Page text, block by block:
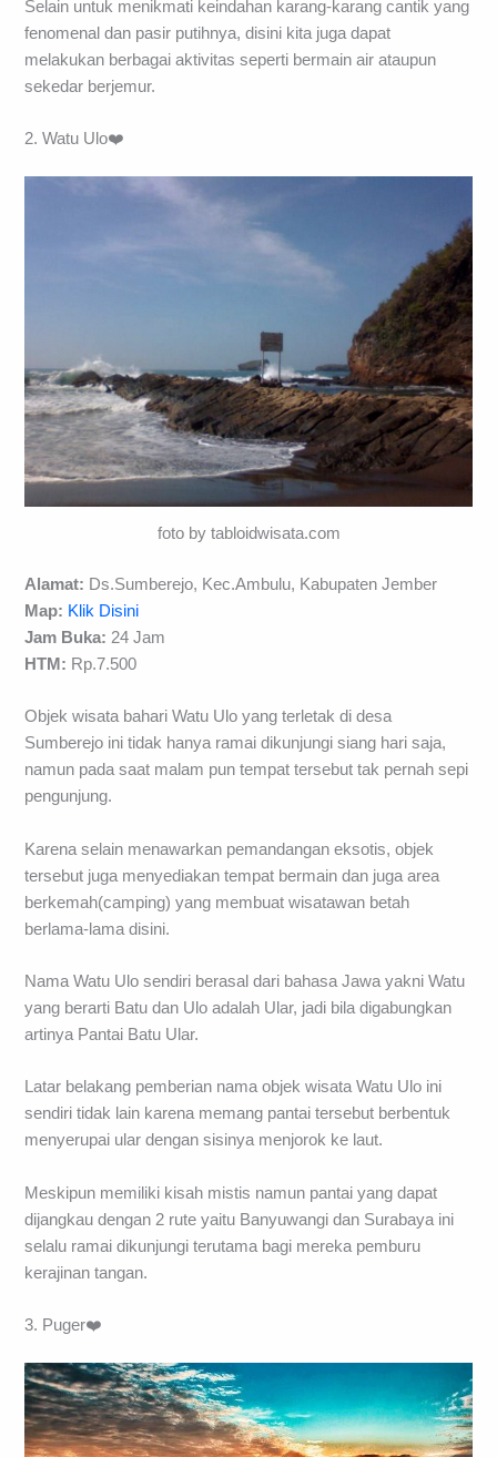
Selain untuk menikmati keindahan karang-karang cantik yang
fenomenal dan pasir putihnya, disini kita juga dapat
melakukan berbagai aktivitas seperti bermain air ataupun
sekedar berjemur.
2. Watu Ulo❤️
foto by tabloidwisata.com
Alamat: Ds.Sumberejo, Kec.Ambulu, Kabupaten Jember
Map: Klik Disini
Jam Buka: 24 Jam
HTM: Rp.7.500
Objek wisata bahari Watu Ulo yang terletak di desa
Sumberejo ini tidak hanya ramai dikunjungi siang hari saja,
namun pada saat malam pun tempat tersebut tak pernah sepi
pengunjung.
Karena selain menawarkan pemandangan eksotis, objek
tersebut juga menyediakan tempat bermain dan juga area
berkemah(camping) yang membuat wisatawan betah
berlama-lama disini.
Nama Watu Ulo sendiri berasal dari bahasa Jawa yakni Watu
yang berarti Batu dan Ulo adalah Ular, jadi bila digabungkan
artinya Pantai Batu Ular.
Latar belakang pemberian nama objek wisata Watu Ulo ini
sendiri tidak lain karena memang pantai tersebut berbentuk
menyerupai ular dengan sisinya menjorok ke laut.
Meskipun memiliki kisah mistis namun pantai yang dapat
dijangkau dengan 2 rute yaitu Banyuwangi dan Surabaya ini
selalu ramai dikunjungi terutama bagi mereka pemburu
kerajinan tangan.
3. Puger❤️